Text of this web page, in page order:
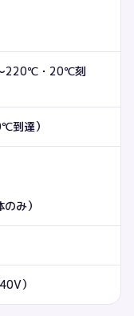
220℃・20℃刻
到達）
み）
）